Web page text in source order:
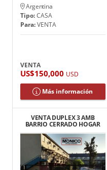
Argentina
Tipo:CASA
Para:VENTA
VENTA
US$150,000 USD
Más información
VENTA DUPLEX 3 AMB
BARRIO CERRADO HOGAR
OBRERO